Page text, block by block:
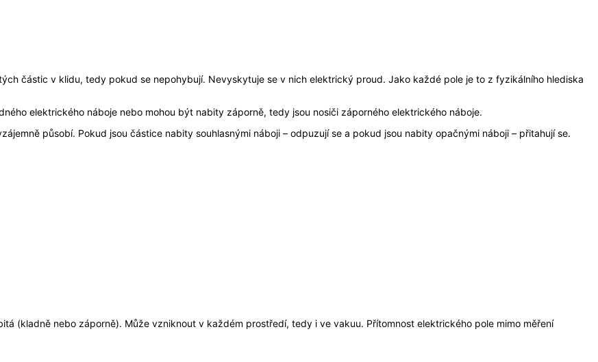
částic v klidu, tedy pokud se nepohybují. Nevyskytuje se v nich elektrický proud. Jako každé pole je to z fyzikálního hlediska
elektrického náboje nebo mohou být nabity záporně, tedy jsou nosiči záporného elektrického náboje.
působí. Pokud jsou částice nabity souhlasnými náboji – odpuzují se a pokud jsou nabity opačnými náboji – přitahují se.
(kladně nebo záporně). Může vzniknout v každém prostředí, tedy i ve vakuu. Přítomnost elektrického pole mimo měření